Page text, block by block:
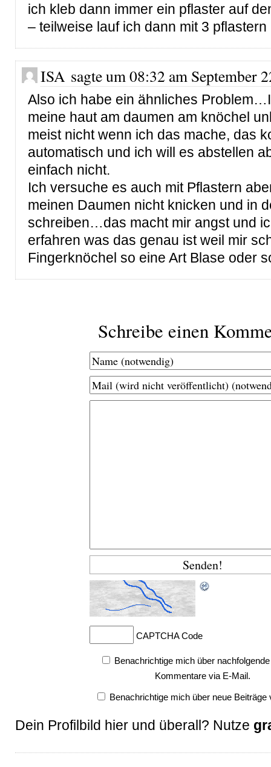
ich kleb dann immer ein pflaster auf
– teilweise lauf ich dann mit 3
ISA sagte um 08:32 am September
Also ich habe ein ähnliches
meine haut am daumen am knöchel
meist nicht wenn ich das mache, das
automatisch und ich will es abstellen
einfach nicht.
Ich versuche es auch mit Pflastern
meinen Daumen nicht knicken und in
schreiben…das macht mir angst und
erfahren was das genau ist weil mir
Fingerknöchel so eine Art Blase oder
Schreibe einen
CAPTCHA Code
Benachrichtige mich über nachfolgende
Kommentare via E-Mail.
Benachrichtige mich über neue Beiträge
Dein Profilbild hier und überall? Nutze